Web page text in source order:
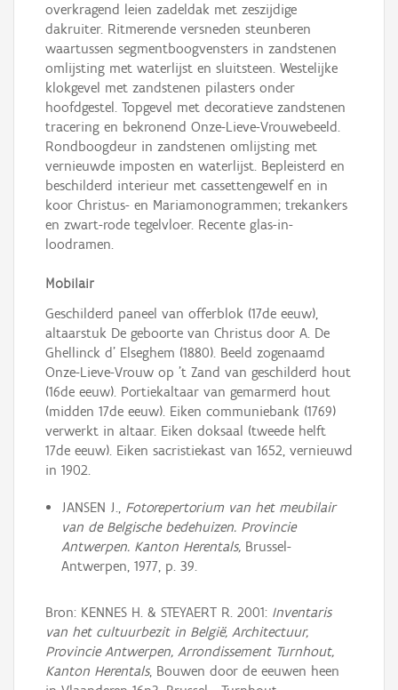
overkragend leien zadeldak met zeszijdige
dakruiter. Ritmerende versneden steunberen
waartussen segmentboogvensters in zandstenen
omlijsting met waterlijst en sluitsteen. Westelijke
klokgevel met zandstenen pilasters onder
hoofdgestel. Topgevel met decoratieve zandstenen
tracering en bekronend Onze-Lieve-Vrouwebeeld.
Rondboogdeur in zandstenen omlijsting met
vernieuwde imposten en waterlijst. Bepleisterd en
beschilderd interieur met cassettengewelf en in
koor Christus- en Mariamonogrammen; trekankers
en zwart-rode tegelvloer. Recente glas-in-
loodramen.
Mobilair
Geschilderd paneel van offerblok (17de eeuw),
altaarstuk De geboorte van Christus door A. De
Ghellinck d' Elseghem (1880). Beeld zogenaamd
Onze-Lieve-Vrouw op 't Zand van geschilderd hout
(16de eeuw). Portiekaltaar van gemarmerd hout
(midden 17de eeuw). Eiken communiebank (1769)
verwerkt in altaar. Eiken doksaal (tweede helft
17de eeuw). Eiken sacristiekast van 1652, vernieuwd
in 1902.
JANSEN J., Fotorepertorium van het meubilair
van de Belgische bedehuizen. Provincie
Antwerpen. Kanton Herentals, Brussel-
Antwerpen, 1977, p. 39.
Bron: KENNES H. & STEYAERT R. 2001: Inventaris
van het cultuurbezit in België, Architectuur,
Provincie Antwerpen, Arrondissement Turnhout,
Kanton Herentals, Bouwen door de eeuwen heen